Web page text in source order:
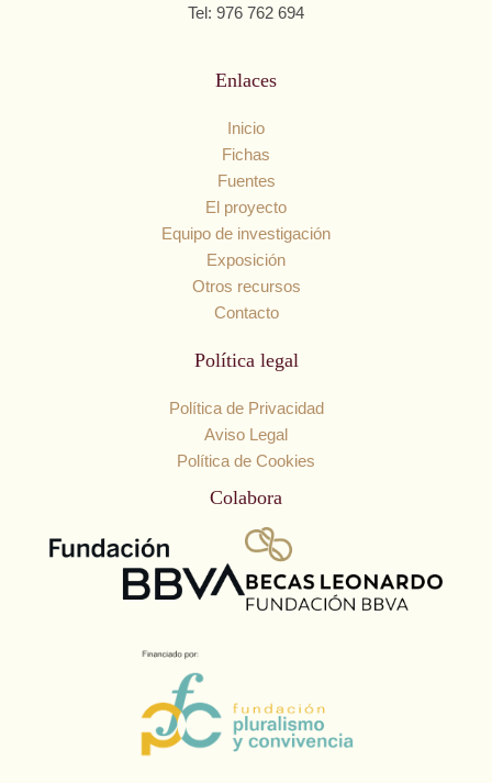
Tel: 976 762 694
Enlaces
Inicio
Fichas
Fuentes
El proyecto
Equipo de investigación
Exposición
Otros recursos
Contacto
Política legal
Política de Privacidad
Aviso Legal
Política de Cookies
Colabora